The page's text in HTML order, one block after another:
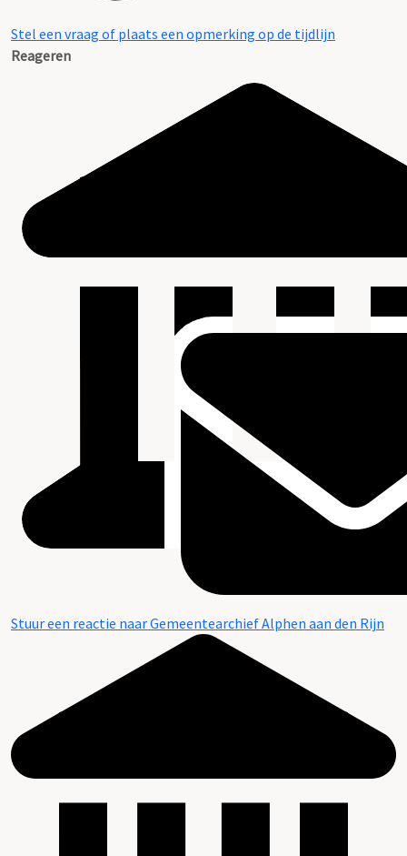
Stel een vraag of plaats een opmerking op de tijdlijn
Reageren
Stuur een reactie naar Gemeentearchief Alphen aan den Rijn